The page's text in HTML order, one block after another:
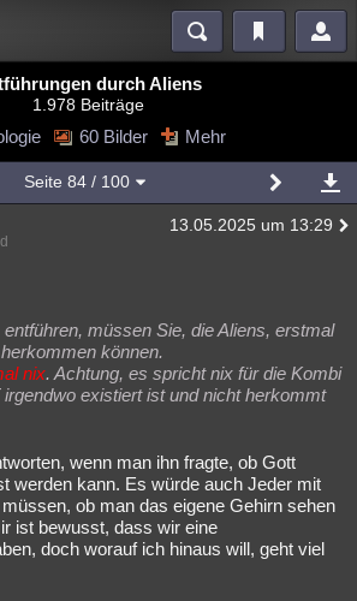
Blogs Videos
Mystery Kriminalfälle
Unterhaltung
Orte Esoterik Literatur
Allmystery English
Geschlossen
durch Aliens
1.978 Beiträge
60 Bilder Mehr
Seite 84/ 100
13.05.2025 um 13:29
müssen Sie, die Aliens, erstmal
können.
nix. Achtung, es spricht nix für die Kombi
existiert ist und nicht herkommt
wenn man ihn fragte, ob Gott
werden kann. Es würde auch Jeder mit
ob man das eigene Gehirn sehen
ist bewusst, dass wir eine
doch worauf ich hinaus will, geht viel